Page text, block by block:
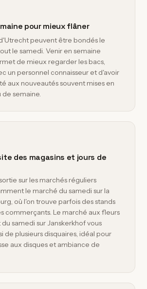
pour mieux flâner
peuvent être bondés le
le samedi. Venir en semaine
de mieux regarder les bacs,
un personnel connaisseur et d'avoir
aux nouveautés souvent mises en
de semaine.
des magasins et jours de
sur les marchés réguliers
le marché du samedi sur la
où l'on trouve parfois des stands
commerçants. Le marché aux fleurs
samedi sur Janskerkhof vous
de plusieurs disquaires, idéal pour
aux disques et ambiance de